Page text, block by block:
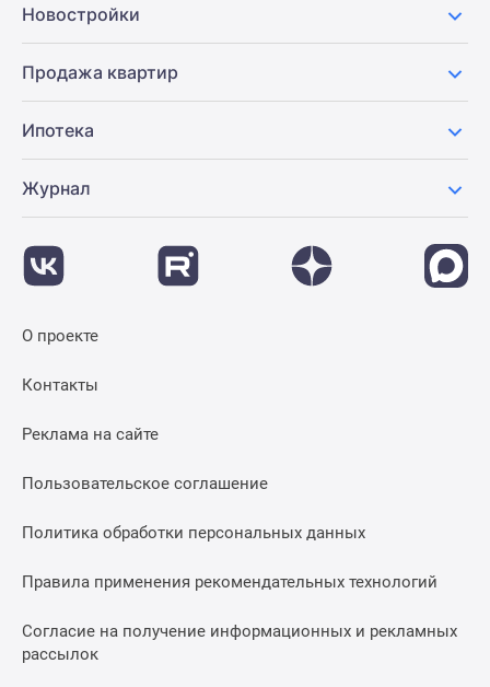
Новостройки
Продажа квартир
Ипотека
Журнал
О проекте
Контакты
Реклама на сайте
Пользовательское соглашение
Политика обработки персональных данных
Правила применения рекомендательных технологий
Согласие на получение информационных и рекламных
рассылок